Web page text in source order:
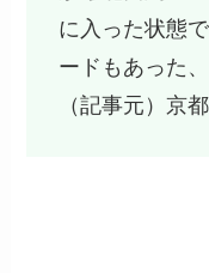
に入った状態
ードもあった、
（記事元）京